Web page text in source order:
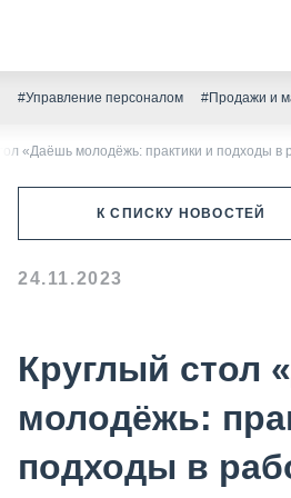
#Управление персоналом #Продажи и
«Даёшь молодёжь: практики и подходы
К СПИСКУ НОВОСТЕЙ
24.11.2023
Круглый стол
молодёжь:
подходы в